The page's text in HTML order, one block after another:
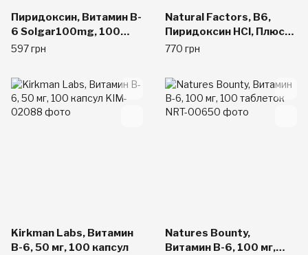
Пиридоксин, Витамин B-
6 Solgar100mg, 100
Tablets
597 грн
Natural Factors, В6,
Пиридоксин HCI, Плюс
Витамин С 90 таблеток
770 грн
Kirkman Labs, Витамин
B-6, 50 мг, 100 капсул
Natures Bounty,
Витамин B-6, 100 мг,